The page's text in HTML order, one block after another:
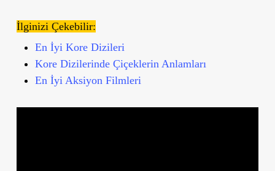
İlginizi Çekebilir:
En İyi Kore Dizileri
Kore Dizilerinde Çiçeklerin Anlamları
En İyi Aksiyon Filmleri